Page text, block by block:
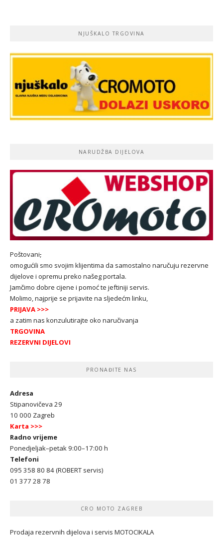
NJUŠKALO TRGOVINA
NARUDŽBA DIJELOVA
Poštovani,
omogućili smo svojim klijentima da samostalno naručuju rezervne
dijelove i opremu preko našeg portala.
Jamčimo dobre cijene i pomoć te jeftiniji servis.
Molimo, najprije se prijavite na sljedećm linku,
PRIJAVA >>>
a zatim nas konzulutirajte oko naručivanja
TRGOVINA
REZERVNI DIJELOVI
PRONAĐITE NAS
Adresa
Stipanovičeva 29
10 000 Zagreb
Karta >>>
Radno vrijeme
Ponedjeljak–petak 9:00–17:00 h
Telefoni
095 358 80 84 (ROBERT servis)
01 377 28 78
CRO MOTO ZAGREB
Prodaja rezervnih dijelova i servis MOTOCIKALA